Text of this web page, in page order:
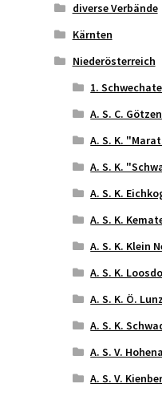
diverse Verbände
Kärnten
Niederösterreich
1.
A. S. C.
A. S. K.
A. S. K.
A. S. K.
A. S. K.
A. S. K. Klein
A. S. K.
A. S. K. Ö.
A. S. K.
A. S. V.
A. S. V.